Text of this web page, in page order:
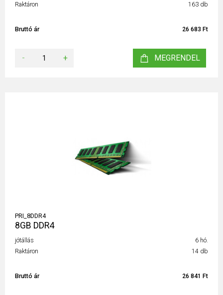
Raktáron
163 db
Bruttó ár 26 683 Ft
- + MEGRENDEL
PRI_8DDR4
8GB DDR4
jótállás
6 hó.
Raktáron
14 db
Bruttó ár 26 841 Ft